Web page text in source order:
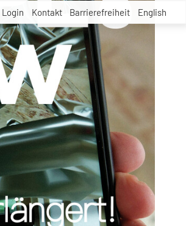
Login Kontakt Barrierefreiheit English